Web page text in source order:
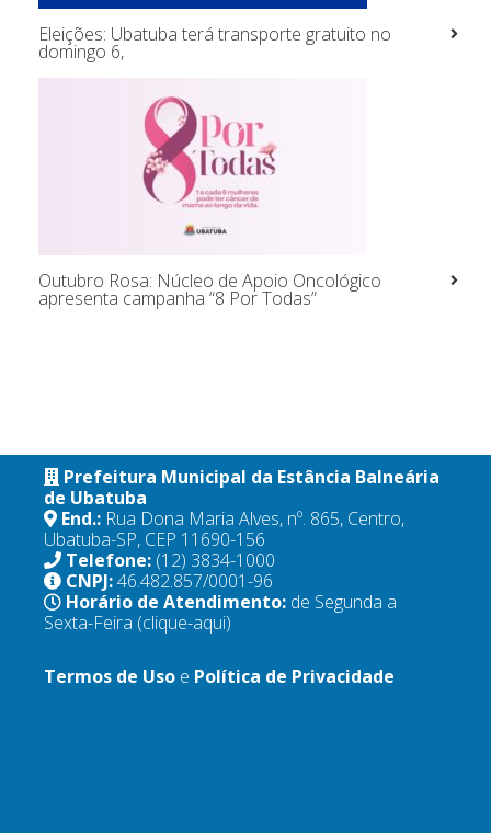
Eleições: Ubatuba terá transporte gratuito no
domingo 6,
Outubro Rosa: Núcleo de Apoio Oncológico
apresenta campanha “8 Por Todas”
Prefeitura Municipal da Estância Balneária
de Ubatuba
End.: Rua Dona Maria Alves, nº. 865, Centro,
Ubatuba-SP, CEP 11690-156
Telefone: (12) 3834-1000
CNPJ:46.482.857/0001-96
Horário de Atendimento: de Segunda a
Sexta-Feira (clique-aqui)
Termos de Uso e Política de Privacidade